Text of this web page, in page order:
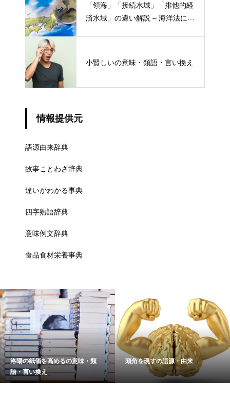
「領海」「接続水域」「排他的経
済水域」の違い解説 – 海洋法にお
小賢しいの意味・類語・言い換え
情報提供元
語源由来辞典
故事ことわざ辞典
違いがわかる事典
四字熟語辞典
意味例文辞典
食品食材栄養事典
洛陽の紙価を高めるの意味・類
語・言い換え
頭角を現すの語源・由来